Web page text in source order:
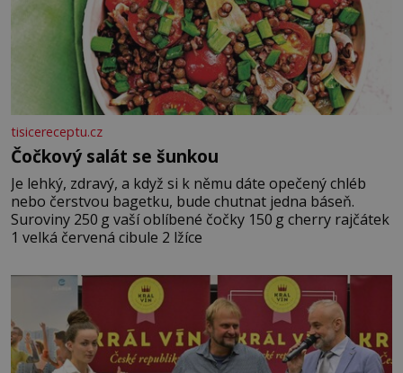
tisicereceptu.cz
Čočkový salát se šunkou
Je lehký, zdravý, a když si k němu dáte opečený chléb
nebo čerstvou bagetku, bude chutnat jedna báseň.
Suroviny 250 g vaší oblíbené čočky 150 g cherry rajčátek
1 velká červená cibule 2 lžíce